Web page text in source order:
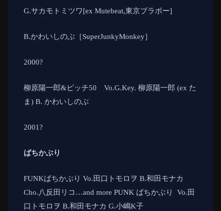
G.サカモトミツワ[ex Mutebeat,東京ブラボー]
B.かわいしのぶ［SuperJunkyMonkey］
2000?
柳原陽一郎&ピッチ50 Vo.G.Key. 柳原陽一郎 (ex た
ま) B. かわいしのぶ
2001?
ばちかぶり
FUNKばちかぶり Vo.田口トモロヲ B.和田モナカ
Cho.八反田リコ …and more PUNK ばちかぶり Vo.田
口トモロヲ B.和田モナカ G.小嶋K子